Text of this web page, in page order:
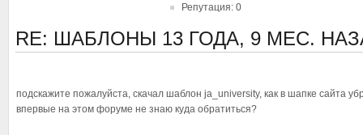
Репутация: 0
RE: ШАБЛОНЫ 13 ГОДА, 9 МЕС.
подскажите пожалуйста, скачал шаблон ja_university, как в шапке сайта
впервые на этом форуме не знаю куда обратиться?